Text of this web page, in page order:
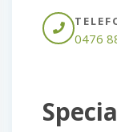
0476